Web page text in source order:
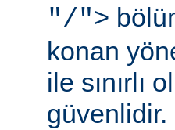
"/">
konan
ile sınırlı
güvenlidir.